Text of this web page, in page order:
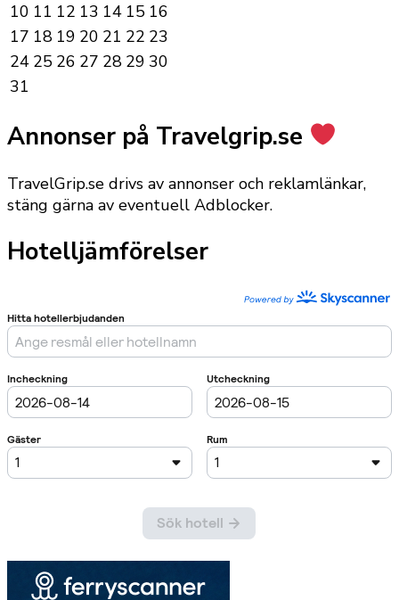
10 11 12 13 14 15 16
17 18 19 20 21 22 23
24 25 26 27 28 29 30
31
Annonser på Travelgrip.se
TravelGrip.se drivs av annonser och reklamlänkar,
stäng gärna av eventuell Adblocker.
Hotelljämförelser